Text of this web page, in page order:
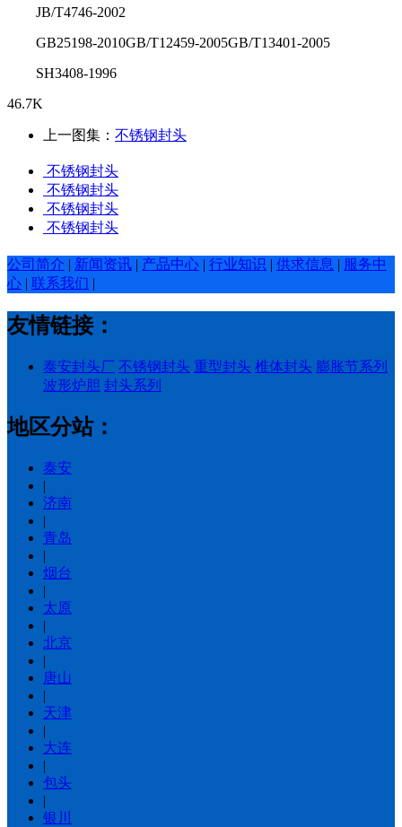
JB/T4746-2002
GB25198-2010GB/T12459-2005GB/T13401-2005
SH3408-1996
46.7K
上一图集： 不锈钢封头
不锈钢封头
不锈钢封头
不锈钢封头
不锈钢封头
公司简介 | 新闻资讯 | 产品中心 | 行业知识 | 供求信息 | 服务中
心 | 联系我们 |
友情链接：
泰安封头厂 不锈钢封头 重型封头 椎体封头 膨胀节系列
波形炉胆 封头系列
地区分站：
泰安
|
济南
|
青岛
|
烟台
|
太原
|
北京
|
唐山
|
天津
|
大连
|
包头
|
银川